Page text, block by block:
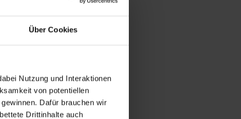
Über Cookies
Nutzung und Interaktionen
von potentiellen
Dafür brauchen wir
Drittinhalte auch